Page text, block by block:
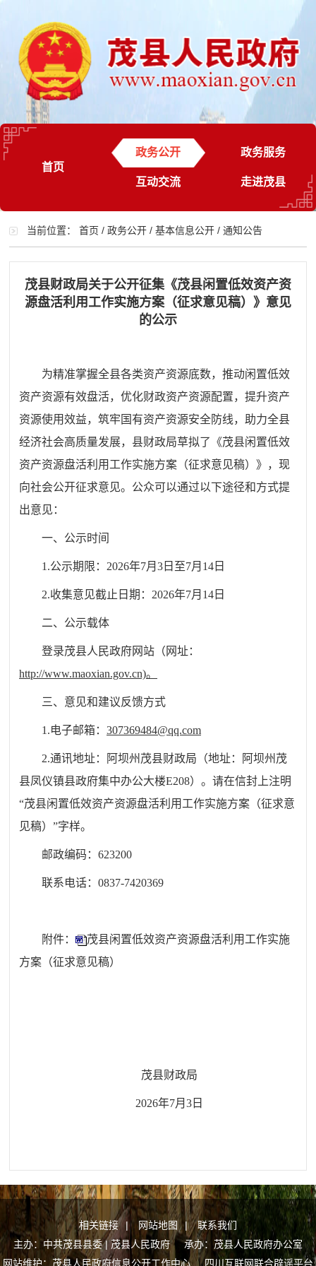
首页
政务公开 政务服务
互动交流 走进茂县
当前位置：首页 /政务公开 /基本信息公开 /通知公告
茂县财政局关于公开征集《茂县闲置低效资产资
源盘活利用工作实施方案（征求意见稿）》意见
的公示
为精准掌握全县各类资产资源底数，推动闲置低效
资产资源有效盘活，优化财政资产资源配置，提升资产
资源使用效益，筑牢国有资产资源安全防线，助力全县
经济社会高质量发展， 县财政局草拟了《茂县闲置低效
资产资源盘活利用工作实施方案（征求意见稿） 》，现
向社会公开征求意见。公众可以通过以下途径和方式提
出意见：
一、公示时间
1.公示期限： 2026年7月3 日至7月 14 日
2.收集意见截止日期： 2026年7月 14 日
二、公示载体
登录茂县人民政府网站（网址：
http://www.maoxian.gov.cn)。
三、 意见和建议反馈方式
1.电子邮箱：307369484@qq.com
2.通讯地址：阿坝州茂县财政局（地址：阿坝州茂
县凤仪镇县政府集中办公大楼E208）。请在信封上注明
“茂县闲置低效资产资源盘活利用工作实施方案（征求意
见稿）”字样。
邮政编码：623200
联系电话：0837-7420369
附件：
茂县闲置低效资产资源盘活利用工作实施
方案（征求意见稿）
茂县财政局
2026年7月 3日
相关链接 | 网站地图 |
联系我们
主办：中共茂县县委 | 茂县人民政府 承办：茂县人民政府办公室
网站维护：茂县人民政府信息公开工作中心四川互联网联合辟谣平台